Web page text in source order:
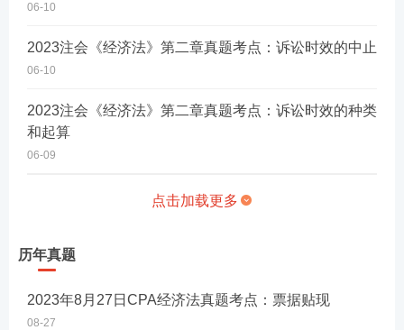
06-10
2023注会《经济法》第二章真题考点：诉讼时效的中止
06-10
2023注会《经济法》第二章真题考点：诉讼时效的种类
和起算
06-09
点击加载更多
历年真题
2023年8月27日CPA经济法真题考点：票据贴现
08-27